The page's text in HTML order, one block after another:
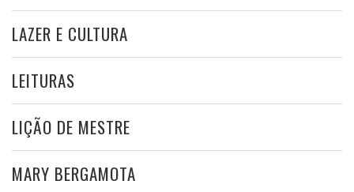
LAZER E CULTURA
LEITURAS
LIÇÃO DE MESTRE
MARY BERGAMOTA